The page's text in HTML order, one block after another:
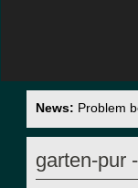
News: Problem
garten-pur